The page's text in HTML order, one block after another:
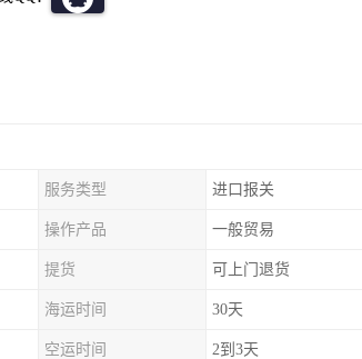
服务类型 进口报关
操作产品 一般贸易
提货 可上门退货
海运时间 30天
空运时间 2到3天